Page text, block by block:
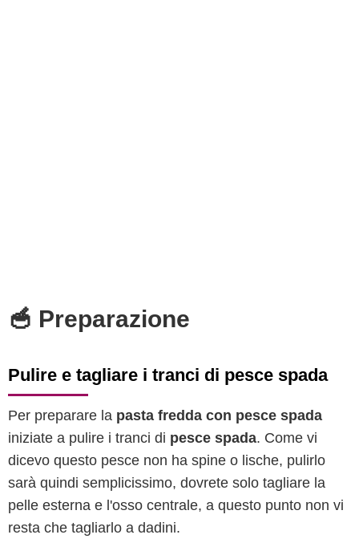
🥣 Preparazione
Pulire e tagliare i tranci di pesce spada
Per preparare la pasta fredda con pesce spada
iniziate a pulire i tranci di pesce spada. Come vi
dicevo questo pesce non ha spine o lische, pulirlo
sarà quindi semplicissimo, dovrete solo tagliare la
pelle esterna e l'osso centrale, a questo punto non vi
resta che tagliarlo a dadini.